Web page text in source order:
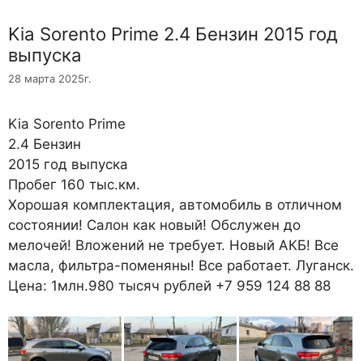
Kia Sorento Prime 2.4 Бензин 2015 год
выпуска
28 марта 2025г.
Kia Sorento Prime
2.4 Бензин
2015 год выпуска
Пробег 160 тыс.км.
Хорошая комплектация, автомобиль в отличном
состоянии! Салон как новый! Обслужен до
мелочей! Вложений не требует. Новый АКБ! Все
масла, фильтра-поменяны! Все работает. Луганск.
Цена: 1млн.980 тысяч рублей +7 959 124 88 88